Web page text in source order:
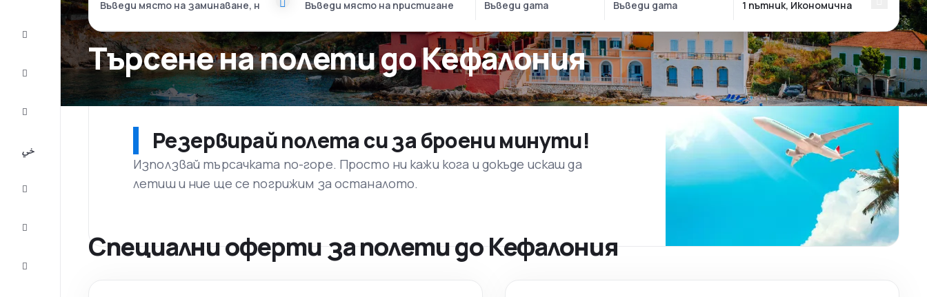
Търсене на полети до Кефалония
Резервирай полета си за броени минути!
Използвай търсачката по-горе. Просто ни кажи кога и докъде искаш да
летиш и ние ще се погрижим за останалото.
Специални оферти за полети до Кефалония